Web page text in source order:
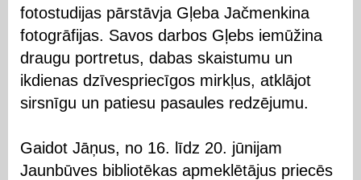
fotostudijas pārstāvja Gļeba Jačmenkina
fotogrāfijas. Savos darbos Gļebs iemūžina
draugu portretus, dabas skaistumu un
ikdienas dzīvespriecīgos mirkļus, atklājot
sirsnīgu un patiesu pasaules redzējumu.
Gaidot Jāņus, no 16. līdz 20. jūnijam
Jaunbūves bibliotēkas apmeklētājus priecēs